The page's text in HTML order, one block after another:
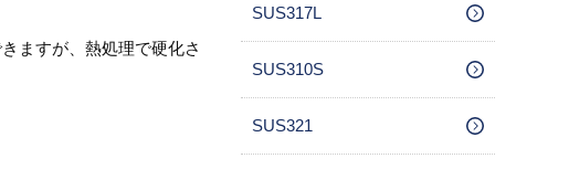
ますが、熱処理で硬化さ
SUS317L
SUS310S
SUS321